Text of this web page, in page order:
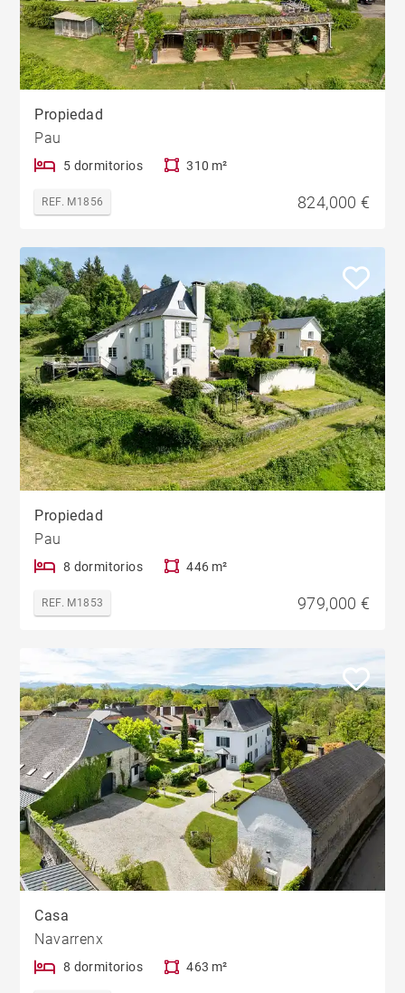
Propiedad
Pau
5 dormitorios 310 m²
REF. M1856 824,000 €
Propiedad
Pau
8 dormitorios 446 m²
REF. M1853 979,000 €
Casa
Navarrenx
8 dormitorios 463 m²